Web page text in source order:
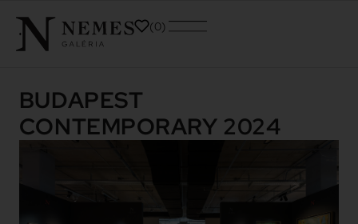
0
BUDAPEST
CONTEMPORARY 2024